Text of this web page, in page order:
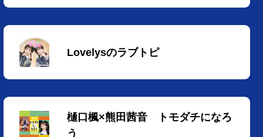
Lovelysのラブトピ
樋口楓×熊田茜音 トモダチになろ
う